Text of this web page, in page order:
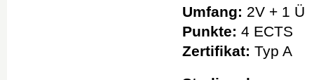
Umfang: 2V + 1 Ü
Punkte: 4 ECTS
Zertifikat: Typ A